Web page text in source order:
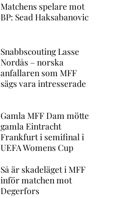
Matchens spelare mot
BP: Sead Haksabanovic
Snabbscouting Lasse
Nordås – norska
anfallaren som MFF
sägs vara intresserade
Gamla MFF Dam mötte
gamla Eintracht
Frankfurt i semifinal i
UEFA Womens Cup
Så är skadeläget i MFF
inför matchen mot
Degerfors